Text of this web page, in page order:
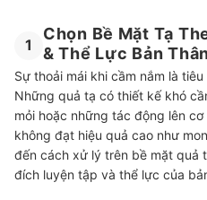
1
Chọn Bề Mặt Tạ
& Thể Lực Bản
Sự thoải mái khi cầm nắm là
Những quả tạ có thiết kế khó
mỏi hoặc những tác động lên
không đạt hiệu quả cao như
đến cách xử lý trên bề mặt quả
đích luyện tập và thể lực của